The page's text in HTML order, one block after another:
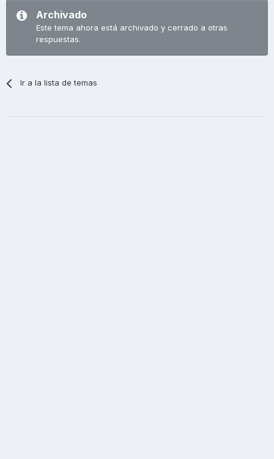
Archivado
Este tema ahora está archivado y cerrado a otras
respuestas.
Ir a la lista de temas